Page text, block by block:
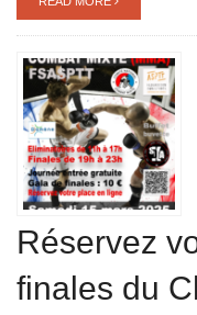
Réservez
finales du